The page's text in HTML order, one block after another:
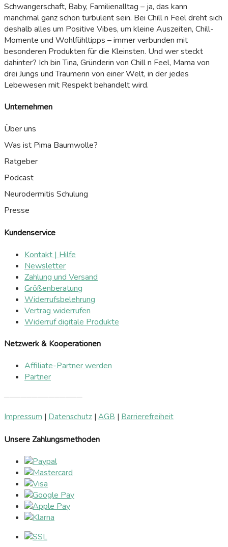
Schwangerschaft, Baby, Familienalltag – ja, das kann
manchmal ganz schön turbulent sein. Bei Chill n Feel dreht sich
deshalb alles um Positive Vibes, um kleine Auszeiten, Chill-
Momente und Wohlfühltipps – immer verbunden mit
besonderen Produkten für die Kleinsten. Und wer steckt
dahinter? Ich bin Tina, Gründerin von Chill n Feel, Mama von
drei Jungs und Träumerin von einer Welt, in der jedes
Lebewesen mit Respekt behandelt wird.
Unternehmen
Über uns
Was ist Pima Baumwolle?
Ratgeber
Podcast
Neurodermitis Schulung
Presse
Kundenservice
Kontakt | Hilfe
Newsletter
Zahlung und Versand
Größenberatung
Widerrufsbelehrung
Vertrag widerrufen
Widerruf digitale Produkte
Netzwerk & Kooperationen
Affiliate-Partner werden
Partner
──────────────
Impressum | Datenschutz | AGB | Barrierefreiheit
Unsere Zahlungsmethoden